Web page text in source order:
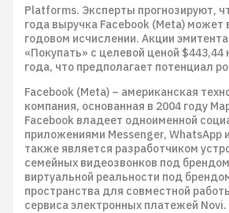
Platforms. Эксперты прогнозируют,
года выручка Facebook (Meta) может
годовом исчислении. Акции
«Покупать» c целевой ценой $443,44
года, что предполагает потенциал
Facebook (Meta) – американская
компания, основанная в 2004 году
Facebook владеет одноименной
приложениями Messenger, WhatsApp
также является разработчиком
семейных видеозвонков под
виртуальной реальности под
пространства для совместной
сервиса электронных платежей Novi.